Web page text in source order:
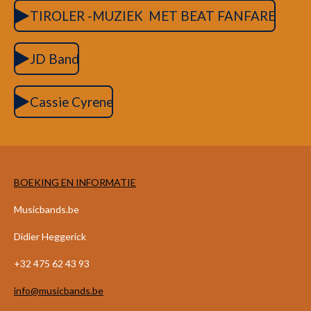
TIROLER -MUZIEK MET BEAT FANFARE
JD Band
Cassie Cyrene
BOEKING EN INFORMATIE
Musicbands.be
Didier Heggerick
+32 475 62 43 93
info@musicbands.be